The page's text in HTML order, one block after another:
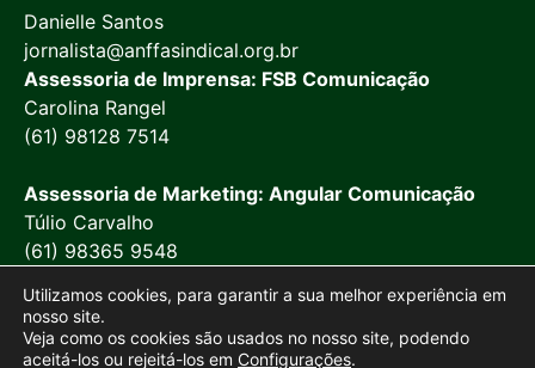
Danielle Santos
jornalista@anffasindical.org.br
Assessoria de Imprensa: FSB Comunicação
Carolina Rangel
(61) 98128 7514
Assessoria de Marketing: Angular Comunicação
Túlio Carvalho
(61) 98365 9548
Utilizamos cookies, para garantir a sua melhor experiência em
nosso site.
Veja como os cookies são usados no nosso site, podendo
aceitá-los ou rejeitá-los em Configurações.